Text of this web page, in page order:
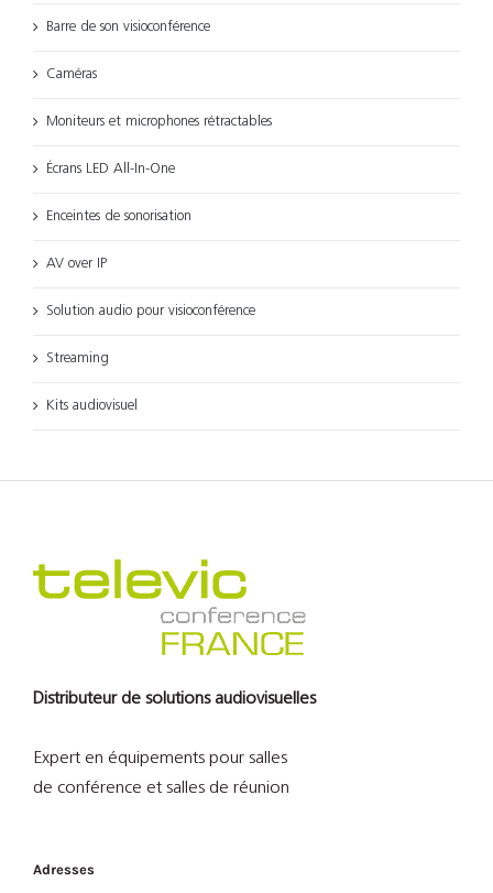
Barre de son visioconférence
Caméras
Moniteurs et microphones rétractables
Écrans LED All-In-One
Enceintes de sonorisation
AV over IP
Solution audio pour visioconférence
Streaming
Kits audiovisuel
Distributeur de solutions audiovisuelles
Expert en équipements pour salles
de conférence et salles de réunion
Adresses